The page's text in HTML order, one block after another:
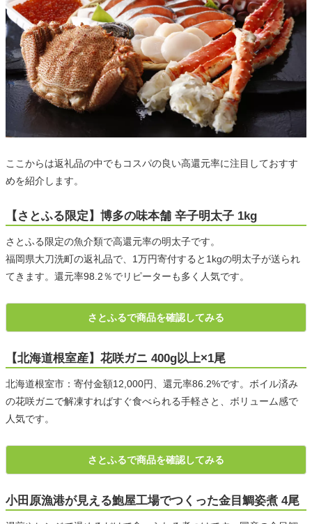
ここからは返礼品の中でもコスパの良い高還元率に注目しておすす
めを紹介します。
【さとふる限定】博多の味本舗 辛子明太子 1kg
さとふる限定の魚介類で高還元率の明太子です。
福岡県大刀洗町の返礼品で、1万円寄付すると1kgの明太子が送られ
てきます。還元率98.2％でリピーターも多く人気です。
さとふるで商品を確認してみる
【北海道根室産】花咲ガニ 400g以上×1尾
北海道根室市：寄付金額12,000円、還元率86.2%です。ボイル済み
の花咲ガニで解凍すればすぐ食べられる手軽さと、ボリューム感で
人気です。
さとふるで商品を確認してみる
小田原漁港が見える鮑屋工場でつくった金目鯛姿煮 4尾